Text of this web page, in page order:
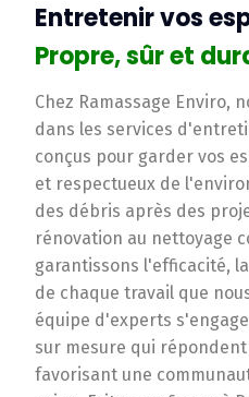
Entretenir vos
Propre, sûr et
Chez Ramassage Enviro,
dans les services
conçus pour garder vos
et respectueux de
des débris après des
rénovation au nettoyage
garantissons l'efficacité,
de chaque travail que
équipe d'experts
sur mesure qui
favorisant une